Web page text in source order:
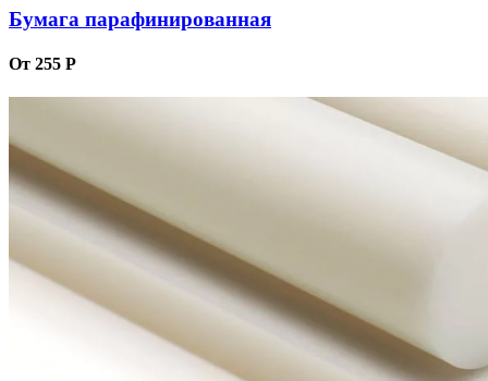
Бумага парафинированная
От 255 Р